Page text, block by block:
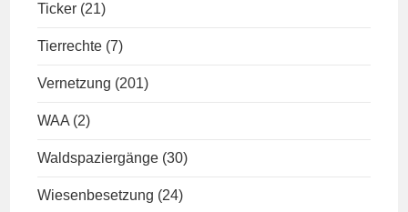
Ticker (21)
Tierrechte (7)
Vernetzung (201)
WAA (2)
Waldspaziergänge (30)
Wiesenbesetzung (24)